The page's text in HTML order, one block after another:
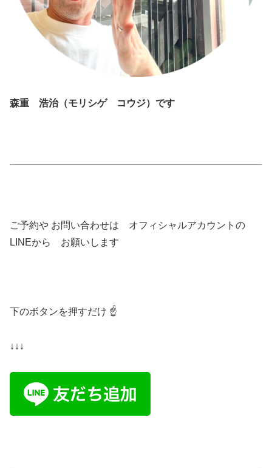
森重 浩治（モリシゲ コウジ）です
ご予約や お問い合わせは オフィシャルアカウントの
LINEから お願いします
下のボタンを押すだけ ☝️
↓↓↓